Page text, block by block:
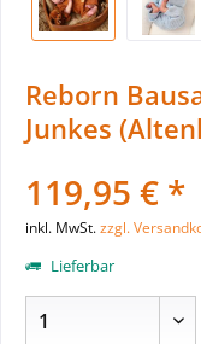
Reborn
Junkes
119,95 € *
inkl. MwSt.zzgl.
Lieferbar